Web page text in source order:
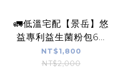
🚛低溫宅配【景岳】悠
益專利益生菌粉包60
包/盒(原咕嚕好菌多)
消化酵素 果寡糖 菊苣
NT$1,800
NT$2,000